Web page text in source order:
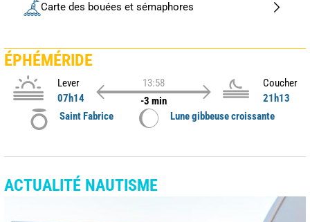
Carte des bouées et sémaphores
ÉPHÉMÉRIDE
Lever
07h14
13:58
-3 min
Coucher
21h13
Saint Fabrice
Lune gibbeuse croissante
ACTUALITÉ NAUTISME